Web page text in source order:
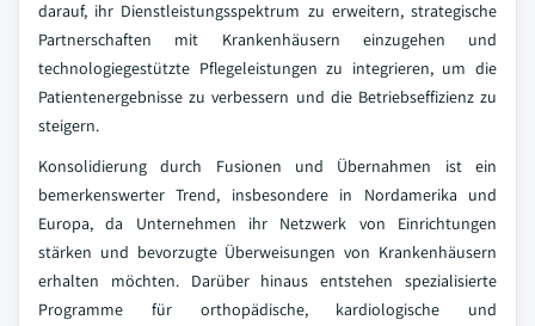
darauf, ihr Dienstleistungsspektrum zu erweitern, strategische
Partnerschaften mit Krankenhäusern einzugehen und
technologiegestützte Pflegeleistungen zu integrieren, um die
Patientenergebnisse zu verbessern und die Betriebseffizienz zu
steigern.
Konsolidierung durch Fusionen und Übernahmen ist ein
bemerkenswerter Trend, insbesondere in Nordamerika und
Europa, da Unternehmen ihr Netzwerk von Einrichtungen
stärken und bevorzugte Überweisungen von Krankenhäusern
erhalten möchten. Darüber hinaus entstehen spezialisierte
Programme für orthopädische, kardiologische und